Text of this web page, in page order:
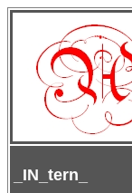
_IN_tern_